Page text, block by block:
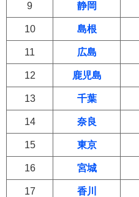
9 静岡
10 島根
11 広島
12 鹿児島
13 千葉
14 奈良
15 東京
16 宮城
17 香川